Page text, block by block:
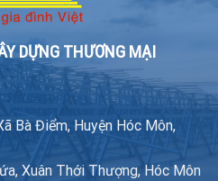
DỰNG THƯƠNG MẠI
Bà Điểm, Huyện Hóc Môn,
Xuân Thới Thượng, Hóc Môn